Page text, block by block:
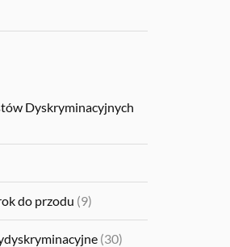
Dyskryminacyjnych
do przodu (9)
(30)